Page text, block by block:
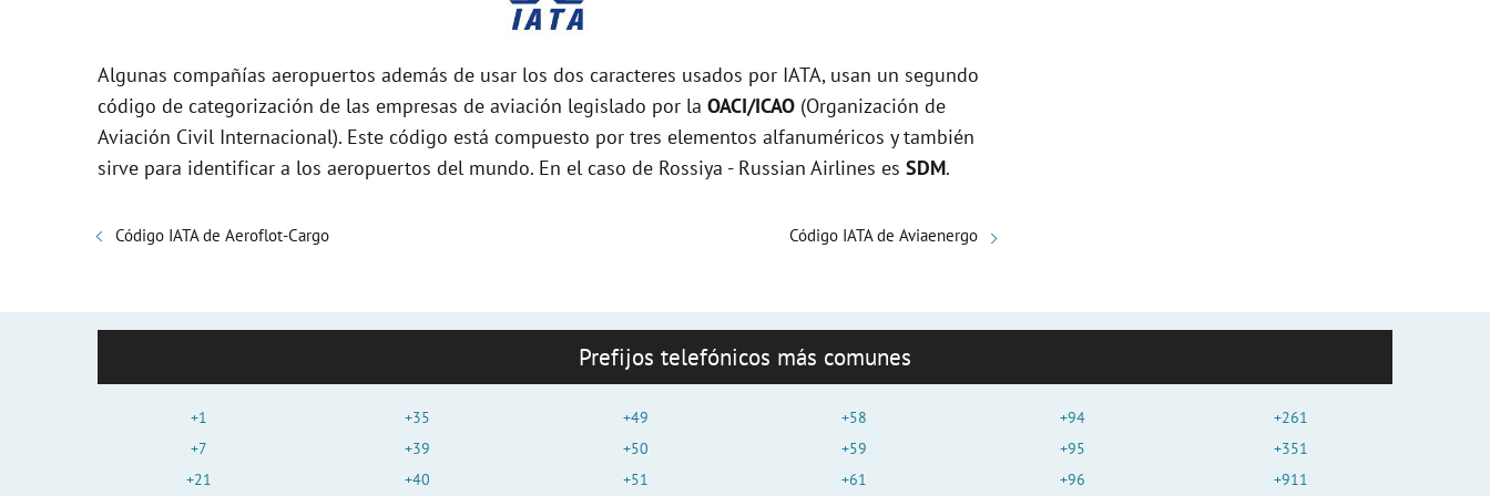
Algunas compañías aeropuertos además de usar los dos caracteres usados por IATA, usan un segundo
código de categorización de las empresas de aviación legislado por la OACI/ICAO (Organización de
Aviación Civil Internacional). Este código está compuesto por tres elementos alfanuméricos y también
sirve para identificar a los aeropuertos del mundo. En el caso de Rossiya - Russian Airlines es SDM.
Código IATA de Aeroflot-Cargo Código IATA de Aviaenergo
Prefijos telefónicos más comunes
+1
+7
+21
+35
+39
+40
+49
+50
+51
+58
+59
+61
+94
+95
+96
+261
+351
+911